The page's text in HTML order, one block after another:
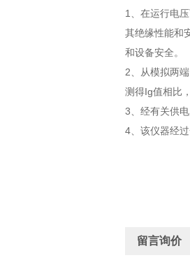
1、在运行电
其绝缘性能和
和设备安全。
2、从模拟两
测得Ig值相比
3、经有关供
4、该仪器经
留言询价